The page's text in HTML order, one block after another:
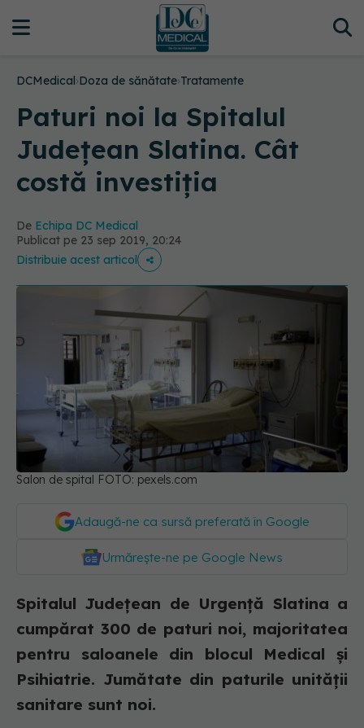
DCMedical›Doza de sănătate›Tratamente
Paturi noi la Spitalul
Județean Slatina. Cât
costă investiția
De Echipa DC Medical
Publicat pe 23 sep 2019, 20:24
Distribuie acest articol
Salon de spital FOTO: pexels.com
Adaugă-ne ca sursă preferată în Google
Urmărește-ne pe Google News
Spitalul Judeţean de Urgenţă Slatina a
cumpărat 300 de paturi noi, majoritatea
pentru saloanele din blocul Medical şi
Psihiatrie. Jumătate din paturile unităţii
sanitare sunt noi.